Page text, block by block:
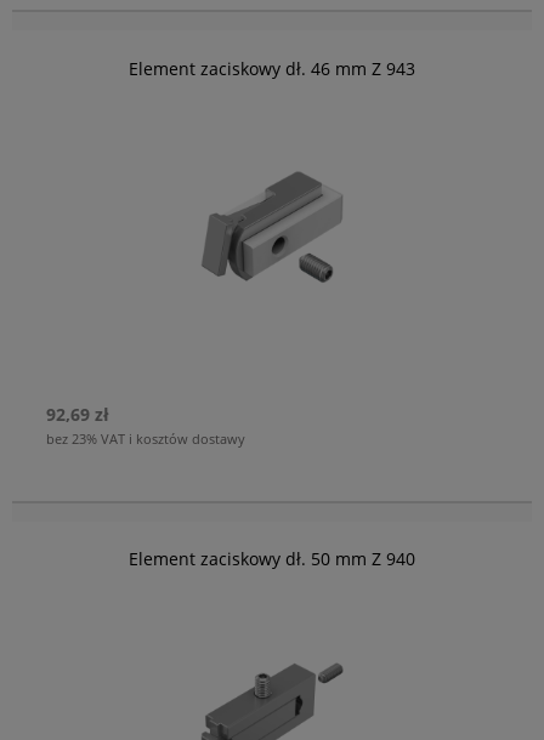
Element zaciskowy dł. 46 mm Z 943
92,69 zł
bez 23% VAT i kosztów dostawy
Element zaciskowy dł. 50 mm Z 940